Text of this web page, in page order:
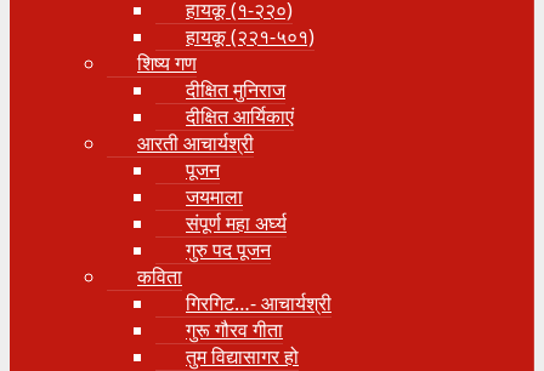
हायकू (१‍-२२०)
हायकू (२२१-५०१)
शिष्य गण
दीक्षित मुनिराज
दीक्षित आर्यिकाएं
आरती आचार्यश्री
पूजन
जयमाला
संपूर्ण महा अर्घ्य
गुरु पद पूजन
कविता
गिरगिट…- आचार्यश्री
गुरू गौरव गीता
तुम विद्यासागर हो